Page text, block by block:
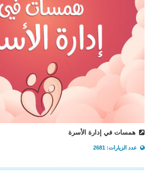
همسات في إدارة الأسرة
عدد الزيارات: 2681